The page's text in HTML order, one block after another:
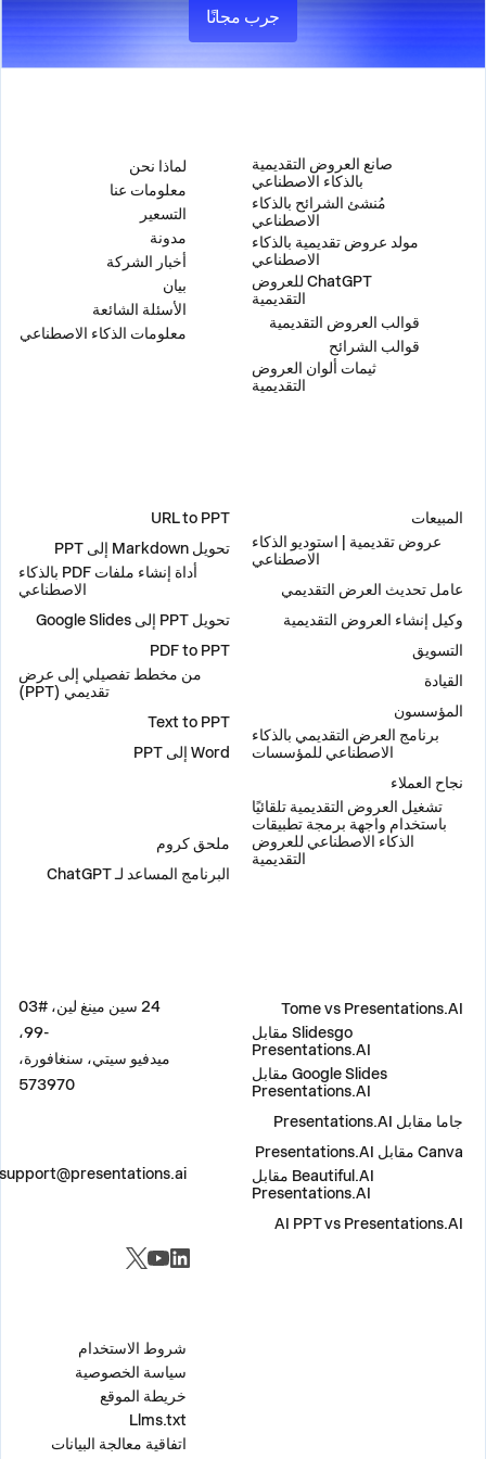
جرب مجانًا
صانع العروض التقديمية
بالذكاء الاصطناعي
مُنشئ الشرائح بالذكاء
الاصطناعي
مولد عروض تقديمية بالذكاء
الاصطناعي
ChatGPT للعروض
التقديمية
قوالب العروض التقديمية
قوالب الشرائح
ثيمات ألوان العروض
التقديمية
لماذا نحن
معلومات عنا
التسعير
مدونة
أخبار الشركة
بيان
الأسئلة الشائعة
معلومات الذكاء الاصطناعي
المبيعات
عروض تقديمية | استوديو الذكاء
الاصطناعي
عامل تحديث العرض التقديمي
وكيل إنشاء العروض التقديمية
التسويق
القيادة
المؤسسون
برنامج العرض التقديمي بالذكاء
الاصطناعي للمؤسسات
نجاح العملاء
تشغيل العروض التقديمية تلقائيًا
باستخدام واجهة برمجة تطبيقات
الذكاء الاصطناعي للعروض
التقديمية
URL to PPT
تحويل Markdown إلى PPT
أداة إنشاء ملفات PDF بالذكاء
الاصطناعي
تحويل PPT إلى Google Slides
PDF to PPT
من مخطط تفصيلي إلى عرض
تقديمي (PPT)
Text to PPT
Word إلى PPT
ملحق كروم
البرنامج المساعد لـ ChatGPT
Tome vs Presentations.AI
Slidesgo مقابل
Presentations.AI
Google Slides مقابل
Presentations.AI
جاما مقابل Presentations.AI
Canva مقابل Presentations.AI
Beautiful.AI مقابل
Presentations.AI
AI PPT vs Presentations.AI
24 سين مينغ لين، #03
-99،
ميدفيو سيتي، سنغافورة،
573970
support@presentations.ai
شروط الاستخدام
سياسة الخصوصية
خريطة الموقع
Llms.txt
اتفاقية معالجة البيانات